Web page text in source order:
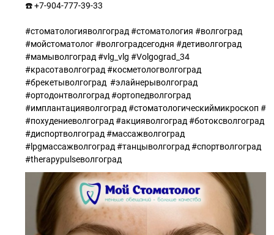
☎️ +7-904-777-39-33
#стоматологияволгоград #стоматология #волгоград
#мойстоматолог #волгоградсегодня #детиволгоград
#мамыволгоград #vlg_vlg #Volgograd_34
#красотаволгоград #косметологволгоград
#брекетыволгоград #элайнерыволгоград
#ортодонтволгоград #ортопедволгоград
#имплантацияволгоград #стоматологическиймикроскоп #
#похудениеволгоград #акцияволгоград #ботоксволгоград
#диспортволгоград #массажволгоград
#lpgмассажволгоград #танцыволгоград #спортволгоград
#therapypulseволгоград